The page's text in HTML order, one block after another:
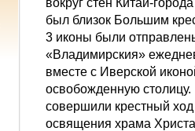
вокруг стен Китай-
был близок Большим
3 иконы были
«Владимирския»
вместе с Иверской
освобожденную
совершили крестный
освящения храма